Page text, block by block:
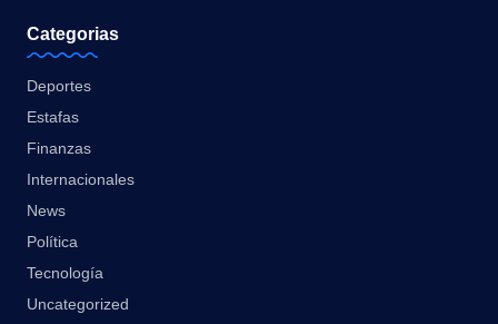
Categorias
Deportes
Estafas
Finanzas
Internacionales
News
Política
Tecnología
Uncategorized